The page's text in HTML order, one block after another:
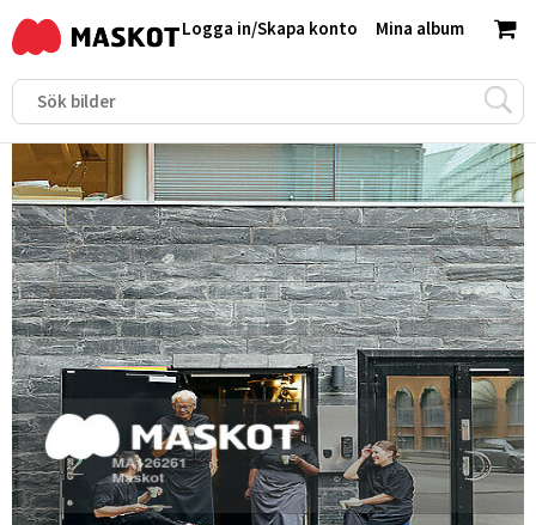
Mina album
Logga in/Skapa konto